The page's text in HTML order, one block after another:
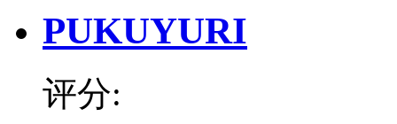
PUKUYURI
评分: